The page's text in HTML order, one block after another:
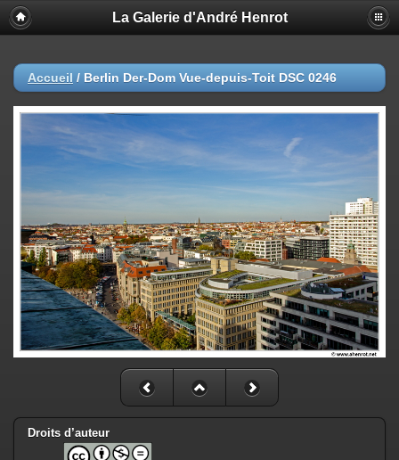
La Galerie d'André Henrot
Accueil / Berlin Der-Dom Vue-depuis-Toit DSC 0246
Droits d’auteur